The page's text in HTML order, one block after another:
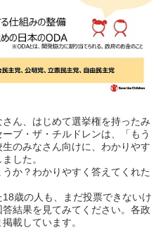
ん、はじめて選挙権を持ったみ
ブ・ザ・チルドレンは、「もう
のみなさん向けに、わかりやす
した。
か？わかりやすく答えてくれた
歳の人も、まだ投票できないけ
結果を見てみてください。各政
載しています。